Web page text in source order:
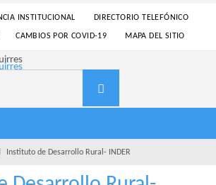
INSTITUCIONAL DIRECTORIO TELEFÓNICO
CAMBIOS POR COVID-19 MAPA DEL SITIO
Buscar
Instituto de Desarrollo Rural- INDER